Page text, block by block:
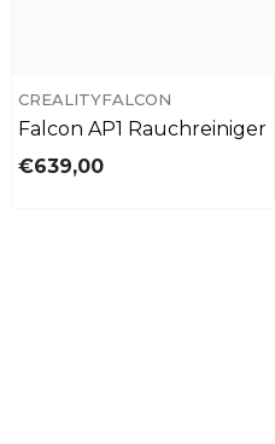
CREALITYFALCON
Falcon AP1 Rauchreiniger
€639,00